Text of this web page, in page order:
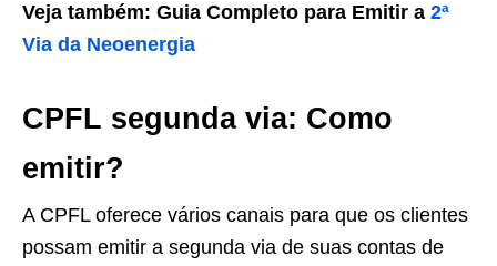
Veja também: Guia Completo para Emitir a 2ª
Via da Neoenergia
CPFL segunda via: Como
emitir?
A CPFL oferece vários canais para que os clientes
possam emitir a segunda via de suas contas de